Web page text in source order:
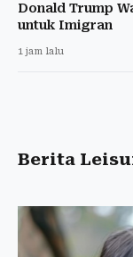
Donald Trump
untuk Imigran
1 jam lalu
Berita